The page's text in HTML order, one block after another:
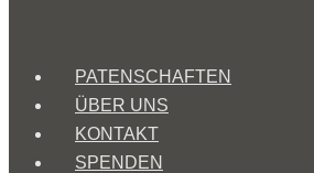
PATENSCHAFTEN
ÜBER UNS
KONTAKT
SPENDEN